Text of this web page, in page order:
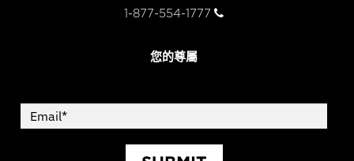
1-877-554-1777
您的尊屬